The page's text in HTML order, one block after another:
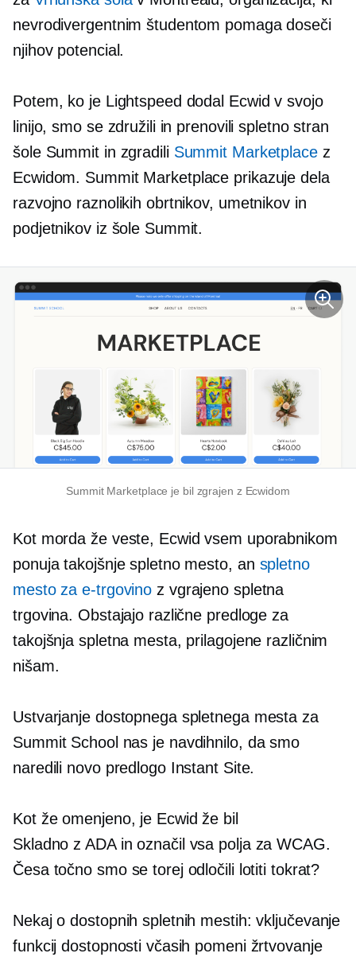
nevrodivergentnim študentom pomaga doseči
njihov potencial.
Potem, ko je Lightspeed dodal Ecwid v svojo
linijo, smo se združili in prenovili spletno stran
šole Summit in zgradili Summit Marketplacez
Ecwidom. Summit Marketplace prikazuje dela
razvojno raznolikih obrtnikov, umetnikov in
podjetnikov iz šole Summit.
Summit Marketplace je bil zgrajen z Ecwidom
Kot morda že veste, Ecwid vsem uporabnikom
ponuja takojšnje spletno mesto, an spletno
mesto za e-trgovino z vgrajeno spletna
trgovina. Obstajajo različne predloge za
takojšnja spletna mesta, prilagojene različnim
nišam.
Ustvarjanje dostopnega spletnega mesta za
Summit School nas je navdihnilo, da smo
naredili novo predlogo Instant Site.
Kot že omenjeno, je Ecwid že bil
Skladno z ADAin označil vsa polja za WCAG.
Česa točno smo se torej odločili lotiti tokrat?
Nekaj ​​o dostopnih spletnih mestih: vključevanje
funkcij dostopnosti včasih pomeni žrtvovanje